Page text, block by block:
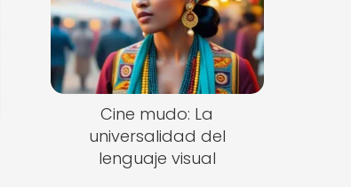
Cine mudo: La
universalidad del
lenguaje visual